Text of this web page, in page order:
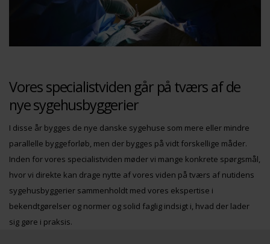
Vores specialistviden går på tværs af de
nye sygehusbyggerier
I disse år bygges de nye danske sygehuse som mere eller mindre
parallelle byggeforløb, men der bygges på vidt forskellige måder.
Inden for vores specialistviden møder vi mange konkrete spørgsmål,
hvor vi direkte kan drage nytte af vores viden på tværs af nutidens
sygehusbyggerier sammenholdt med vores ekspertise i
bekendtgørelser og normer og solid faglig indsigt i, hvad der lader
sig gøre i praksis.